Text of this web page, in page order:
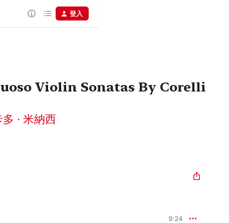
登入
Violin Sonatas By Corelli
· 米納西
9:24